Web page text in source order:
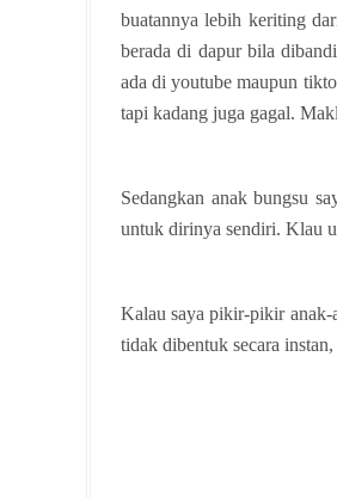
buatannya lebih keriting
berada di dapur bila
ada di youtube maupun
tapi kadang juga gagal.
Sedangkan anak bungsu
untuk dirinya sendiri. Klau
Kalau saya pikir-pikir anak-
tidak dibentuk secara